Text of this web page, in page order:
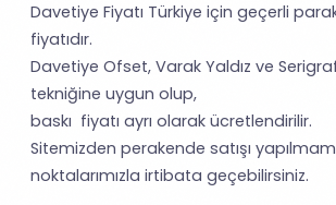
Davetiye Fiyatı Türkiye için geçerli
fiyatıdır.
Davetiye Ofset, Varak Yaldız ve
tekniğine uygun olup,
baskı fiyatı ayrı olarak ücretlendirilir.
Sitemizden perakende satışı
noktalarımızla irtibata geçebilirsiniz.